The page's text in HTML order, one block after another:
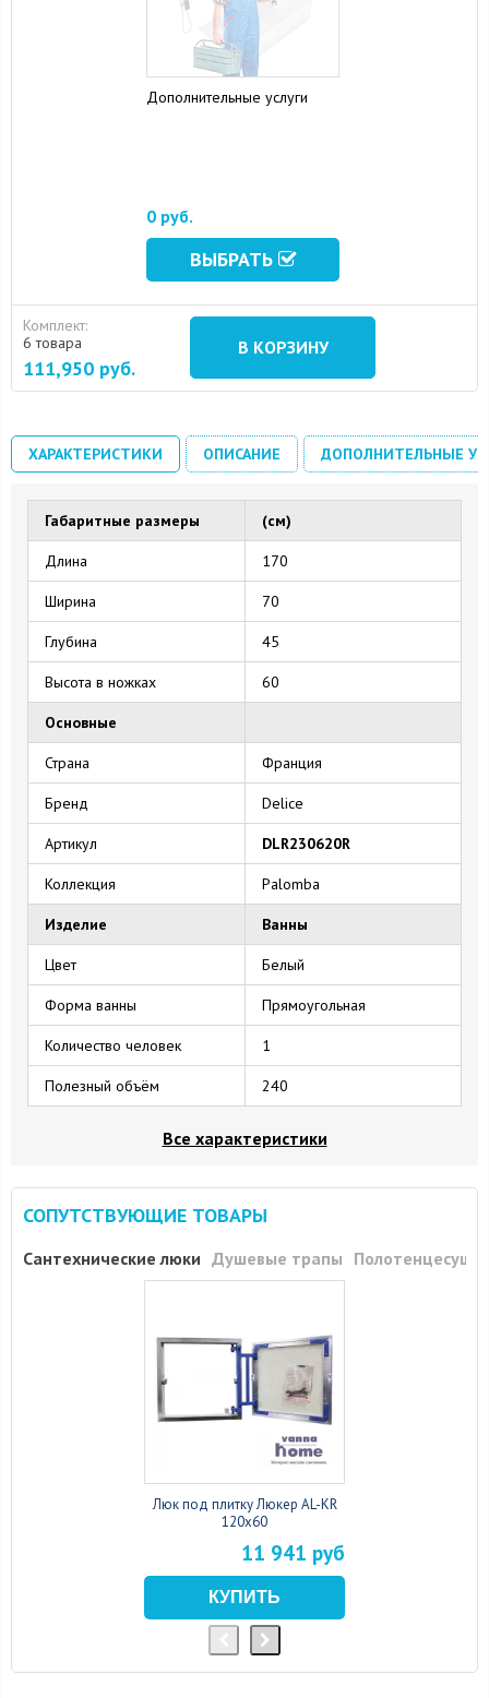
Дополнительные услуги
0 руб.
ВЫБРАТЬ
Комплект:
6 товара
111,950 руб.
В КОРЗИНУ
ХАРАКТЕРИСТИКИ ОПИСАНИЕ ДОПОЛНИТЕЛЬНЫЕ
Габаритные размеры (см)
Длина 170
Ширина 70
Глубина 45
Высота в ножках 60
Основные
Страна Франция
Бренд Delice
Артикул DLR230620R
Коллекция Palomba
Изделие Ванны
Цвет Белый
Форма ванны Прямоугольная
Количество человек 1
Полезный объём 240
Все характеристики
СОПУТСТВУЮЩИЕ ТОВАРЫ
Сантехнические люки Душевые трапы
Люк под плитку Люкер AL-KR
120x60
11 941 руб